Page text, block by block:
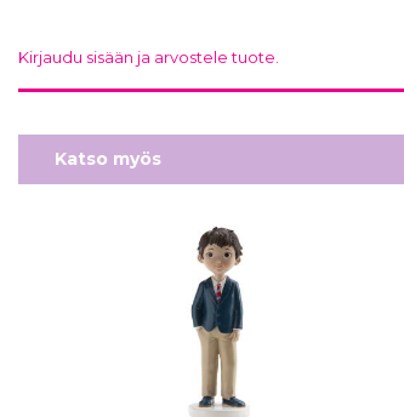
Kirjaudu sisään ja arvostele tuote.
Katso myös